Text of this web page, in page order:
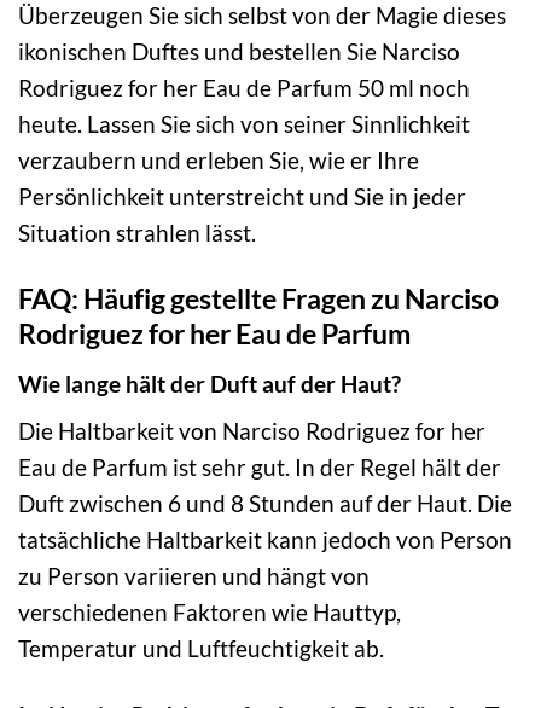
Überzeugen Sie sich selbst von der Magie dieses
ikonischen Duftes und bestellen Sie Narciso
Rodriguez for her Eau de Parfum 50 ml noch
heute. Lassen Sie sich von seiner Sinnlichkeit
verzaubern und erleben Sie, wie er Ihre
Persönlichkeit unterstreicht und Sie in jeder
Situation strahlen lässt.
FAQ: Häufig gestellte Fragen zu Narciso
Rodriguez for her Eau de Parfum
Wie lange hält der Duft auf der Haut?
Die Haltbarkeit von Narciso Rodriguez for her
Eau de Parfum ist sehr gut. In der Regel hält der
Duft zwischen 6 und 8 Stunden auf der Haut. Die
tatsächliche Haltbarkeit kann jedoch von Person
zu Person variieren und hängt von
verschiedenen Faktoren wie Hauttyp,
Temperatur und Luftfeuchtigkeit ab.